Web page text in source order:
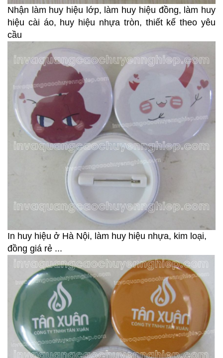
Nhận làm huy hiệu lớp, làm huy hiệu đồng, làm huy
hiệu cài áo, huy hiệu nhựa tròn, thiết kế theo yêu
cầu
In huy hiệu ở Hà Nội, làm huy hiệu nhựa, kim loại,
đồng giá rẻ ...